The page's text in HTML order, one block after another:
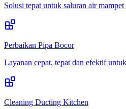
Solusi tepat untuk saluran air
Perbaikan Pipa Bocor
Layanan cepat, tepat dan efektif
Cleaning Ducting Kitchen